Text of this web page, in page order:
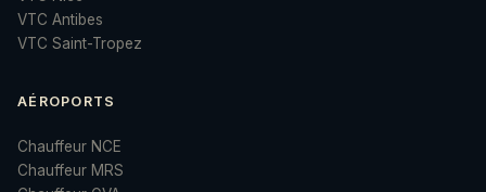
VTC Antibes
VTC Saint-Tropez
AÉROPORTS
Chauffeur NCE
Chauffeur MRS